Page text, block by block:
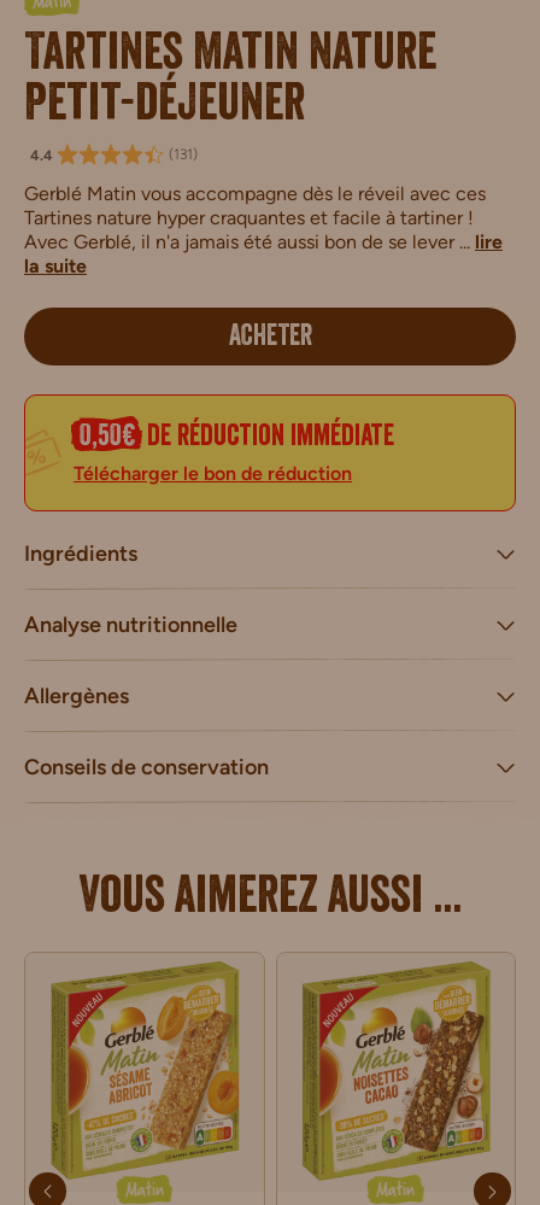
Tartines Matin Nature
Petit-déjeuner
4.4 (131)
Gerblé Matin vous accompagne dès le réveil avec ces
Tartines nature hyper craquantes et facile à tartiner !
Avec Gerblé, il n'a jamais été aussi bon de se lever ... lire
la suite
ACHETER
0,50€de réduction immédiate
Télécharger le bon de réduction
Ingrédients
Analyse nutritionnelle
Allergènes
Conseils de conservation
Vous aimerez aussi ...
Matin Matin